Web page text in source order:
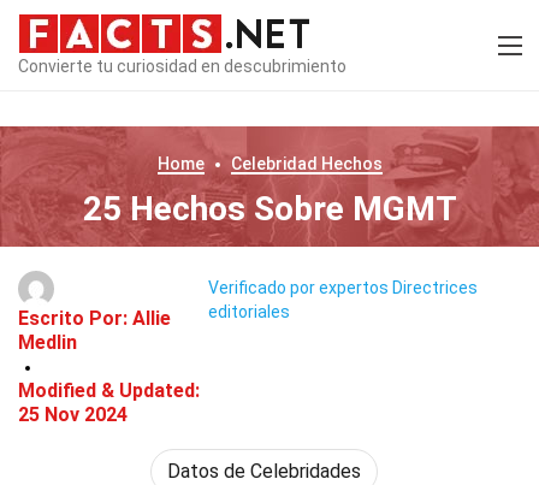
Convierte tu curiosidad en descubrimiento
Home Celebridad Hechos
25 Hechos Sobre MGMT
Escrito Por: Allie
Medlin
Modified & Updated:
25 Nov 2024
Verificado por expertos Directrices
editoriales
Datos de Celebridades